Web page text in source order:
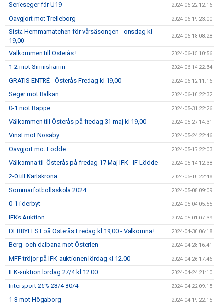
Serieseger för U19 2024-06-22 12:16
Oavgjort mot Trelleborg 2024-06-19 23:00
Sista Hemmamatchen för vårsäsongen - onsdag kl
19,00
2024-06-18 08:28
Välkommen till Österås ! 2024-06-15 10:56
1-2 mot Simrishamn 2024-06-14 22:34
GRATIS ENTRÉ - Österås Fredag kl 19,00 2024-06-12 11:16
Seger mot Balkan 2024-06-10 22:32
0-1 mot Räppe 2024-05-31 22:26
Välkommen till Österås på fredag 31 maj kl 19,00 2024-05-27 14:31
Vinst mot Nosaby 2024-05-24 22:46
Oavgjort mot Lödde 2024-05-17 22:03
Välkomna till Österås på fredag 17 Maj IFK - IF Lödde 2024-05-14 12:38
2-0 till Karlskrona 2024-05-10 22:48
Sommarfotbollsskola 2024 2024-05-08 09:09
0-1 i derbyt 2024-05-04 05:55
IFKs Auktion 2024-05-01 07:39
DERBYFEST på Österås Fredag kl 19,00 - Välkomna ! 2024-04-30 06:18
Berg- och dalbana mot Österlen 2024-04-28 16:41
MFF-tröjor på IFK-auktionen lördag kl 12.00 2024-04-26 17:46
IFK-auktion lördag 27/4 kl 12.00 2024-04-24 21:10
Intersport 25% 23/4-30/4 2024-04-22 09:15
1-3 mot Högaborg 2024-04-19 22:15